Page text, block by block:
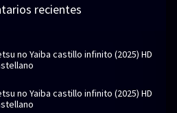
recientes
no Yaiba castillo infinito (2025) HD
no Yaiba castillo infinito (2025) HD